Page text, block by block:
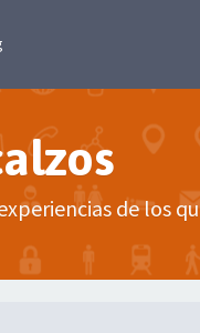
de los